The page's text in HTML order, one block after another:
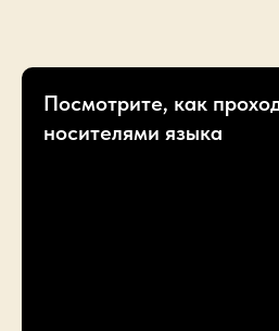
Посмотрите, как
носителями языка